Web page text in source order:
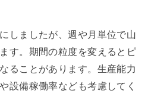
しましたが、週や月単位で山
す。期間の粒度を変えるとピ
ることがあります。生産能力
設備稼働率なども考慮してく